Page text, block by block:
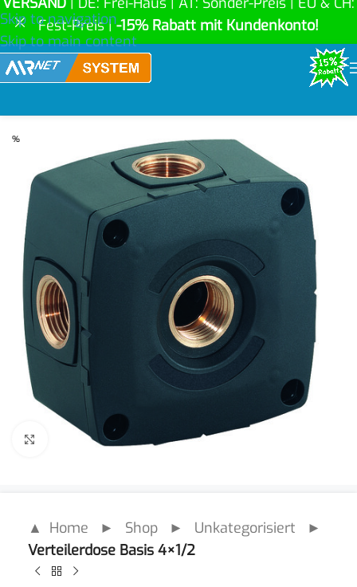
Skip to navigation
Skip to main content
Fest-Preis |-15% Rabatt mit Kundenkonto!
%
Click to enlarge
▲ Home ► Shop ► Unkategorisiert ►
Verteilerdose Basis 4×1/2